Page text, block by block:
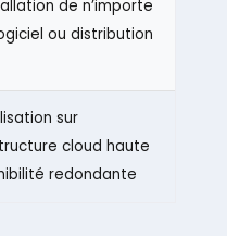
de n’importe
ou distribution
sur
cloud haute
redondante